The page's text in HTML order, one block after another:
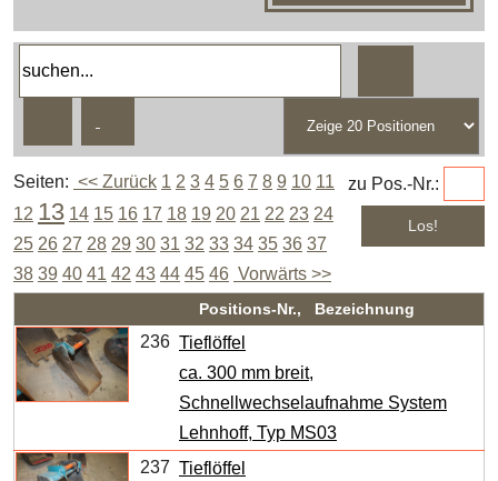
Seiten: << Zurück 1 2 3 4 5 6 7 8 9 10 11
12 13 14 15 16 17 18 19 20 21 22 23 24
25 26 27 28 29 30 31 32 33 34 35 36 37
38 39 40 41 42 43 44 45 46 Vorwärts >>
zu Pos.-Nr.:
Positions-Nr., Bezeichnung
236 Tieflöffel
ca. 300 mm breit,
Schnellwechselaufnahme System
Lehnhoff, Typ MS03
237 Tieflöffel